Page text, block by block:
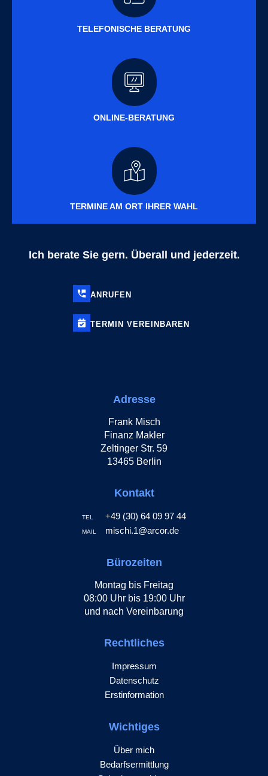
TELEFONISCHE BERATUNG
ONLINE-BERATUNG
TERMINE AM ORT IHRER WAHL
Ich berate Sie gern. Überall und jederzeit.
ANRUFEN
TERMIN VEREINBAREN
Adresse
Frank Misch
Finanz Makler
Zeltinger Str. 59
13465 Berlin
Kontakt
TEL +49 (30) 64 09 97 44
MAIL mischi.1@arcor.de
Bürozeiten
Montag bis Freitag
08:00 Uhr bis 19:00 Uhr
und nach Vereinbarung
Rechtliches
Impressum
Datenschutz
Erstinformation
Wichtiges
Über mich
Bedarfsermittlung